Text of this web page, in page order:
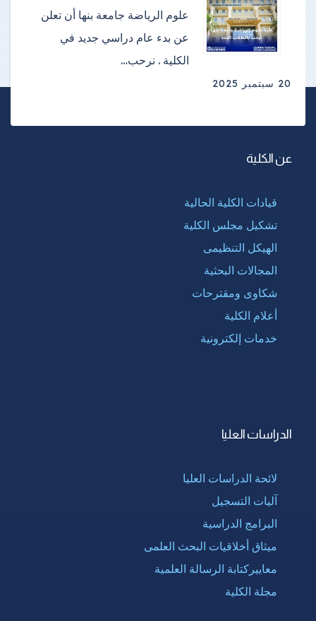
علوم الرياضة جامعة بنها أن تعلن
عن بدء عام دراسي جديد في
الكلية . نرحب…
20 سبتمبر 2025
عن الكلية
قيادات الكلية الحالية
تشكيل مجلس الكلية
الهيكل التنظيمى
المجالات البحثية
شكاوى ومقترحات
أعلام الكلية
خدمات إلكترونية
الدراسات العليا
لائحة الدراسات العليا
آليات التسجيل
البرامج الدراسية
ميثاق أخلاقيات البحث العلمى
معاييركتابة الرسالة العلمية
مجلة الكلية